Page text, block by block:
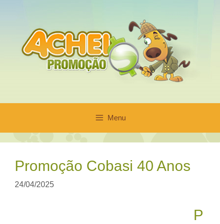
conteúdo
Menu
Promoção Cobasi 40 Anos
24/04/2025
P